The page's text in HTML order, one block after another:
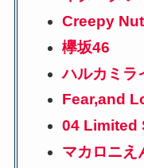
Creepy
欅坂46
ハルカミラ
Fear,and
04 Limited
マカロニえ